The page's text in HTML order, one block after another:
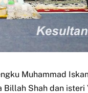
Muhammad
Shah dan isteri